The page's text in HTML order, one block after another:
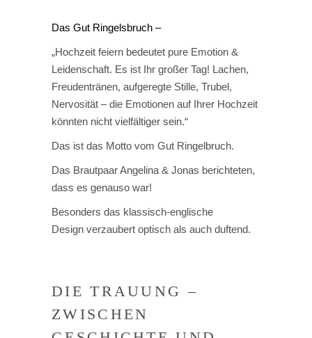
Das Gut Ringelsbruch –
„Hochzeit feiern bedeutet pure Emotion &
Leidenschaft. Es ist Ihr großer Tag! Lachen,
Freudentränen, aufgeregte Stille, Trubel,
Nervosität – die Emotionen auf Ihrer Hochzeit
könnten nicht vielfältiger sein.“
Das ist das Motto vom Gut Ringelbruch.
Das Brautpaar Angelina & Jonas berichteten,
dass es genauso war!
Besonders das klassisch-englische
Design verzaubert optisch als auch duftend.
DIE TRAUUNG –
ZWISCHEN